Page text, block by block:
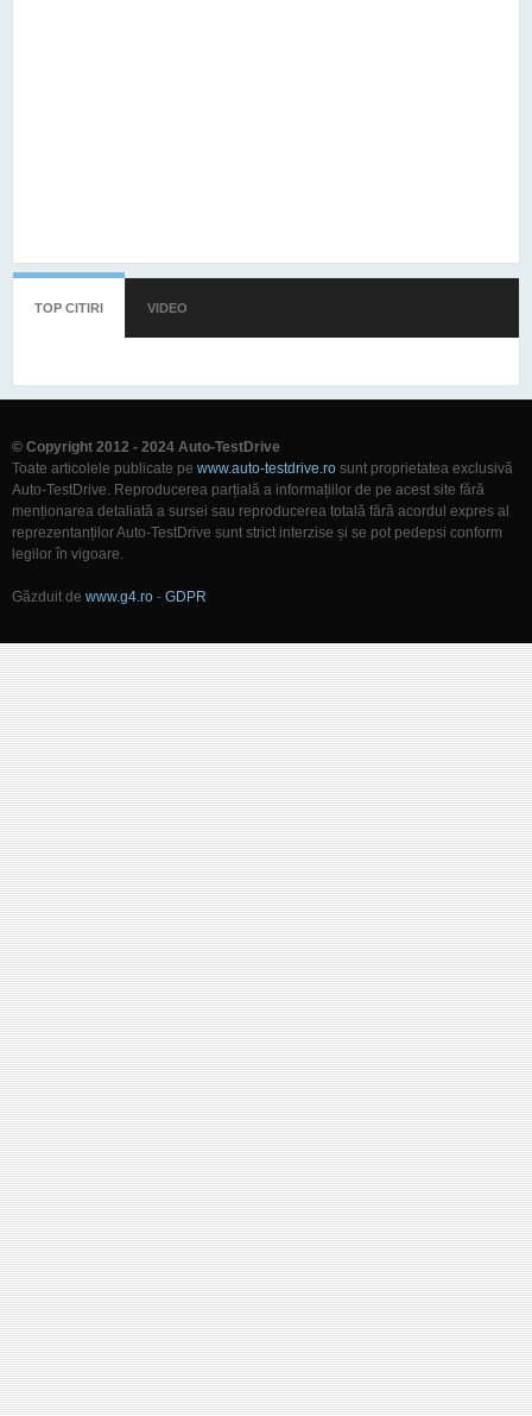
TOP CITIRI (TAB ACTIV)
VIDEO
© Copyright 2012 - 2024 Auto-TestDrive
Toate articolele publicate pe www.auto-testdrive.ro sunt proprietatea exclusivă
Auto-TestDrive. Reproducerea parțială a informațiilor de pe acest site fără
menționarea detaliată a sursei sau reproducerea totală fără acordul expres al
reprezentanților Auto-TestDrive sunt strict interzise și se pot pedepsi conform
legilor în vigoare.
Găzduit de www.g4.ro - GDPR